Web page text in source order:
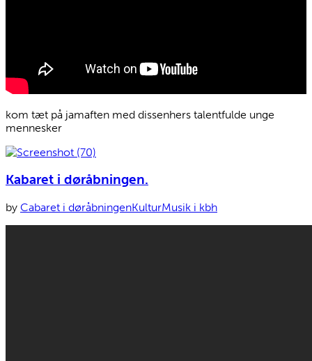
kom tæt på jamaften med dissenhers talentfulde unge
mennesker
Kabaret i døråbningen.
by Cabaret i døråbningenKulturMusik i kbh